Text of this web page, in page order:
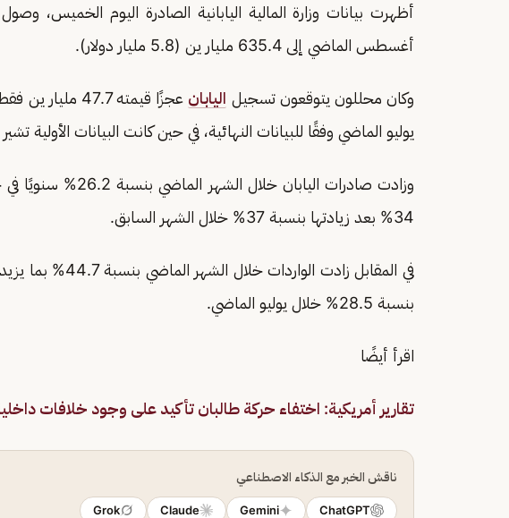
أظهرت بيانات وزارة المالية اليابانية الصادرة اليوم الخميس،
أغسطس الماضي إلى 635.4 مليار ين (5.8 مليار دولار).
وكان محللون يتوقعون تسجيل اليابان
يوليو الماضي وفقًا للبيانات النهائية، في حين كانت البيانات الأولية تشير إلى
وزادت صادرات اليابان
34% بعد زيادتها بنسبة 37% خلال الشهر السابق.
بنسبة 28.5% خلال يوليو الماضي.
اقرأ أيضًا
تقارير أمريكية: اختفاء حركة طالبان تأكيد على وجود خلافات
ناقش الخبر مع الذكاء الاصطناعي
ChatGPT
Gemini
Claude
Grok